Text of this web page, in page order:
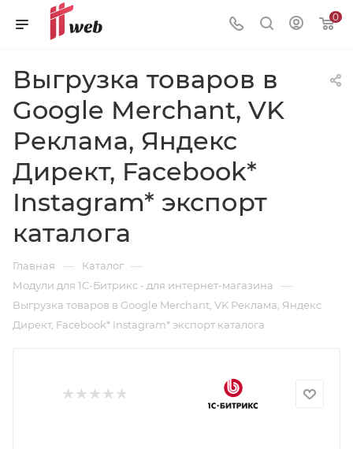
0
Выгрузка товаров в
Google Merchant, VK
Реклама, Яндекс
Директ, Facebook*
Instagram* экспорт
каталога
Главная — Каталог —
Модули для 1С-Битрикс - для интернет-магазина —
Выгрузка товаров в Google Merchant, VK Реклама, Яндекс
Директ, Facebook* Instagram* экспорт каталога